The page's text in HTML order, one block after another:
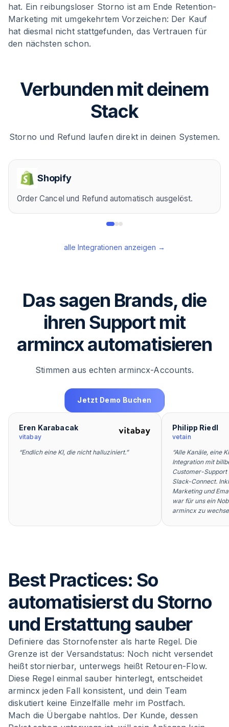
hat. Ein reibungsloser Storno ist am Ende Retention-
Marketing mit umgekehrtem Vorzeichen: Der Kauf
hat diesmal nicht stattgefunden, das Vertrauen für
den nächsten schon.
Verbunden mit deinem
Stack
Storno und Refund laufen direkt in deinen Systemen.
Shopify
Order Cancel und Refund automatisch ausgelöst.
alle Integrationen anzeigen →
Das sagen Brands, die
ihren Support mit
armincx automatisieren
Stimmen aus echten armincx-Accounts.
Jetzt Demo Buchen
Eren Karabacak
vitabay
“Endlich eine KI, die nicht halluziniert.”
Philipp Riedl
vetain
“Alle Kanäle, eine
Integration mit
Customer-Support
Slack-Connect.
Marketing und
war für uns ein
armincx zu
Best Practices: So
automatisierst du Storno
und Erstattung sauber
Definiere das Stornofenster als harte Regel. Die
Grenze ist der Versandstatus: Noch nicht versendet
heißt stornierbar, unterwegs heißt Retouren-Flow.
Diese Regel einmal sauber hinterlegt, entscheidet
armincx jeden Fall konsistent, und dein Team
diskutiert keine Einzelfälle mehr im Postfach.
Mach die Übergabe nahtlos. Der Kunde, dessen